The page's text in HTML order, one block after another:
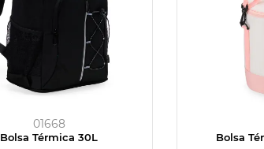
01668
Bolsa Térmica 30L Bolsa